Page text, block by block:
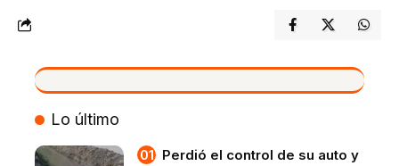
VIVO
Lo último
Perdió el control de su auto y